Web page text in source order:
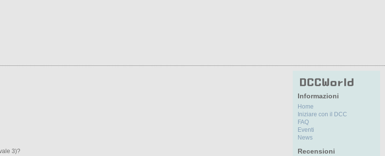
3)?
Informazioni
Home
Iniziare con il DCC
FAQ
Eventi
News
Recensioni